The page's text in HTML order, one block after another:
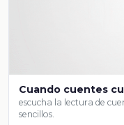
Cuando cuentes
escucha la lectura de
sencillos.